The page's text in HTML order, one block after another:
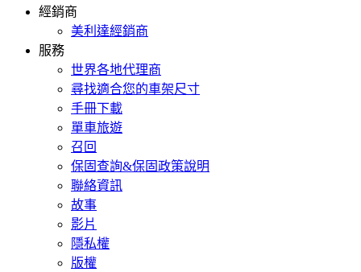
經銷商
美利達經銷商
服務
世界各地代理商
尋找適合您的車架尺寸
手冊下載
單車旅遊
召回
保固查詢&保固政策說明
聯絡資訊
故事
影片
隱私權
版權